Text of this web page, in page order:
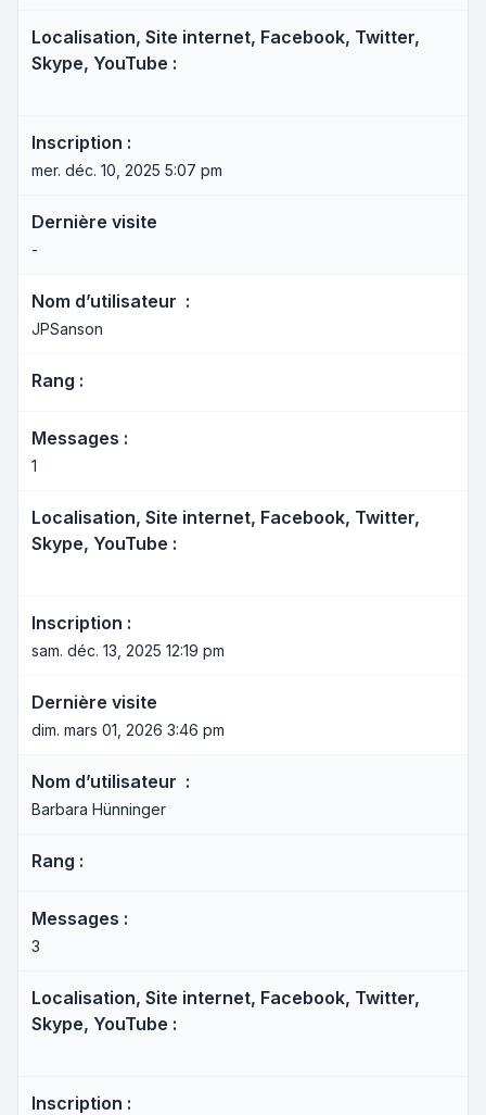
Localisation, Site internet, Facebook, Twitter,
Skype, YouTube :
Inscription :
mer. déc. 10, 2025 5:07 pm
Dernière visite
-
Nom d’utilisateur :
JPSanson
Rang :
Messages :
1
Localisation, Site internet, Facebook, Twitter,
Skype, YouTube :
Inscription :
sam. déc. 13, 2025 12:19 pm
Dernière visite
dim. mars 01, 2026 3:46 pm
Nom d’utilisateur :
Barbara Hünninger
Rang :
Messages :
3
Localisation, Site internet, Facebook, Twitter,
Skype, YouTube :
Inscription :